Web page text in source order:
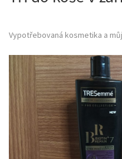
Vypotřebovaná kosmetika a